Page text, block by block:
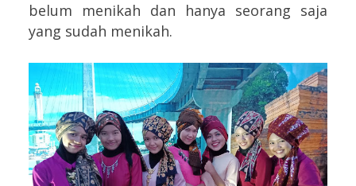
belum menikah dan hanya seorang saja
yang sudah menikah.